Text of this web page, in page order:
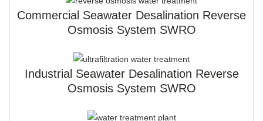
Commercial Seawater Desalination Reverse
Osmosis System SWRO
Industrial Seawater Desalination Reverse
Osmosis System SWRO